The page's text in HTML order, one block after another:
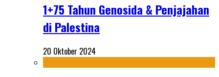
1+75 Tahun Genosida & Penjajahan
di Palestina
20 Oktober 2024